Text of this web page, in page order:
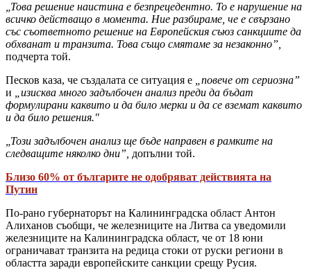
„Това решение наистина е безпрецедентно. То е нарушение на
всичко действащо в момента. Ние разбираме, че е свързано
със съответното решение на Европейския съюз санкциите да
обхванат и транзита. Това също смятаме за незаконно”,
подчерта той.
Песков каза, че създалата се ситуация е „повече от сериозна”
и
„изисква много задълбочен анализ преди да бъдат
формулирани каквито и да било мерки и да се вземат каквито
и да било решения."
„Този задълбочен анализ ще бъде направен в рамките на
следващите няколко дни”, допълни той.
Близо 60% от българите не одобряват действията на
Путин
По-рано губернаторът на Калининградска област Антон
Алиханов съобщи, че железниците на Литва са уведомили
железниците на Калининградска област, че от 18 юни
ограничават транзита на редица стоки от руски региони в
областта заради европейските санкции срещу Русия.